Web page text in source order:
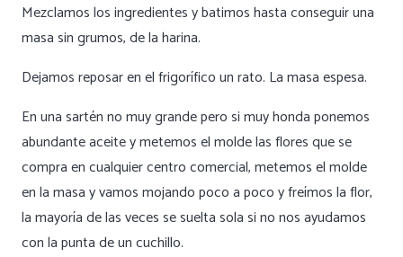
Mezclamos los ingredientes y batimos hasta conseguir una
masa sin grumos, de la harina.
Dejamos reposar en el frigorífico un rato. La masa espesa.
En una sartén no muy grande pero si muy honda ponemos
abundante aceite y metemos el molde las flores que se
compra en cualquier centro comercial, metemos el molde
en la masa y vamos mojando poco a poco y freímos la flor,
la mayoría de las veces se suelta sola si no nos ayudamos
con la punta de un cuchillo.